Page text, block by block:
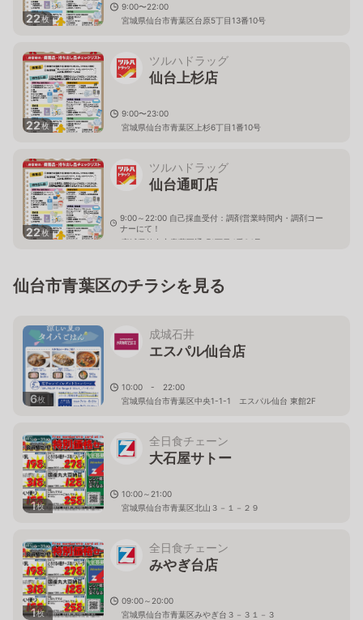
22枚
9:00〜22:00
宮城県仙台市青葉区台原5丁目13番10号
22枚
ツルハドラッグ
仙台上杉店
9:00〜23:00
宮城県仙台市青葉区上杉6丁目1番10号
22枚
ツルハドラッグ
仙台通町店
9:00～22:00 自己採血受付：調剤営業時間内・調剤コー
ナーにて！
宮城県仙台市青葉区通町1丁目4番34号
仙台市青葉区のチラシを見る
6枚
成城石井
エスパル仙台店
10:00 - 22:00
宮城県仙台市青葉区中央1-1-1 エスパル仙台 東館2F
1枚
全日食チェーン
大石屋サトー
10:00～21:00
宮城県仙台市青葉区北山３－１－２９
1枚
全日食チェーン
みやぎ台店
09:00～20:00
宮城県仙台市青葉区みやぎ台３－３１－３